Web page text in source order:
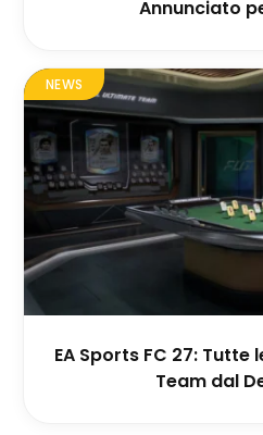
Annunciato
NEWS
EA Sports FC 27:
Team dal